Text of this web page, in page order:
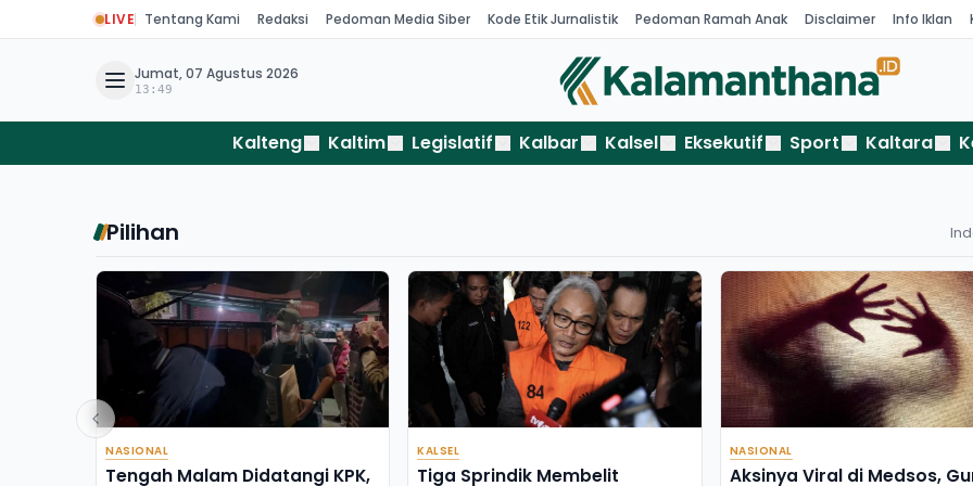
LIVE Tentang Kami Redaksi Pedoman Media Siber Kode Etik Jurnalistik Pedoman Ramah Anak Disclaimer Info Iklan
Jumat, 07 Agustus 2026
13:49
Kalteng Kaltim Legislatif Kalbar Kalsel Eksekutif Sport Kaltara
Pilihan
NASIONAL
Tengah Malam Didatangi KPK,
KALSEL
Tiga Sprindik Membelit
NASIONAL
Aksinya Viral di Medsos,